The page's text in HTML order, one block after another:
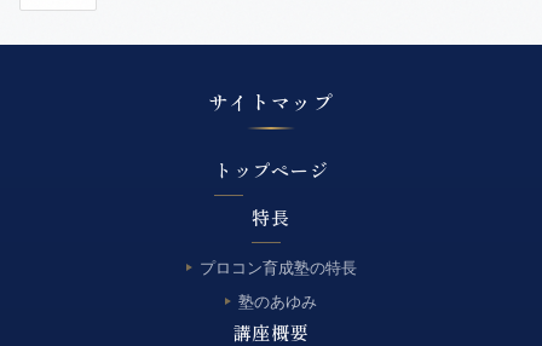
サイトマップ
トップページ
特長
プロコン育成塾の特長
塾のあゆみ
講座概要